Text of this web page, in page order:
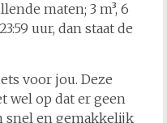
maten; 3 m³, 6
uur, dan staat de
voor jou. Deze
wel op dat er geen
snel en gemakkelijk